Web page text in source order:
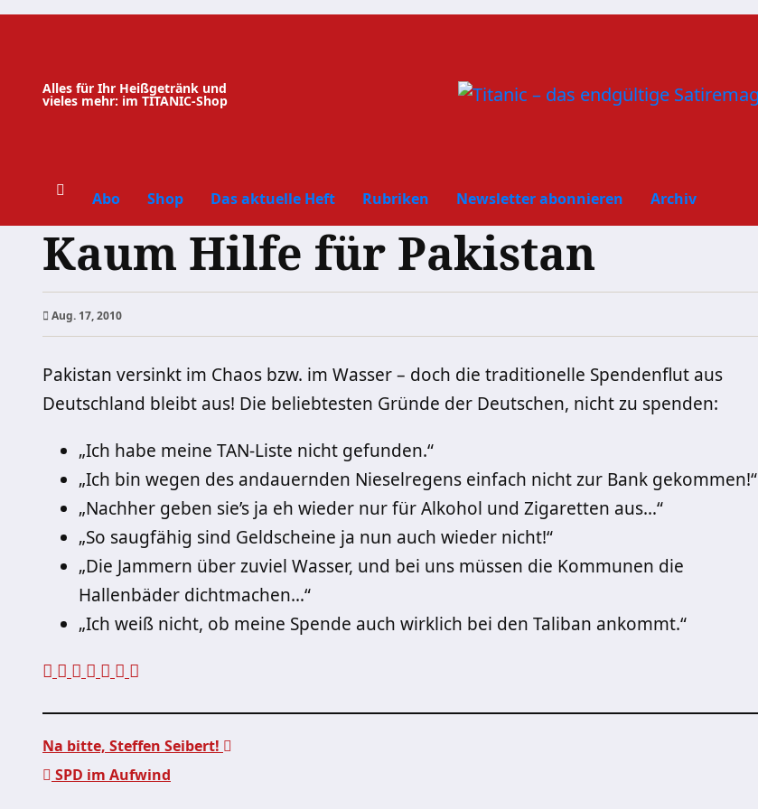
Zum
Alles für Ihr Heißgetränk und
vieles mehr: im TITANIC-Shop
Abo Shop Das aktuelle Heft Rubriken Newsletter abonnieren Archiv
Kaum Hilfe für Pakistan
Aug. 17, 2010
Pakistan versinkt im Chaos bzw. im Wasser – doch die traditionelle Spendenflut aus
Deutschland bleibt aus! Die beliebtesten Gründe der Deutschen, nicht zu spenden:
„Ich habe meine TAN-Liste nicht gefunden.“
„Ich bin wegen des andauernden Nieselregens einfach nicht zur Bank gekommen!“
„Nachher geben sie’s ja eh wieder nur für Alkohol und Zigaretten aus…“
„So saugfähig sind Geldscheine ja nun auch wieder nicht!“
„Die Jammern über zuviel Wasser, und bei uns müssen die Kommunen die
Hallenbäder dichtmachen…“
„Ich weiß nicht, ob meine Spende auch wirklich bei den Taliban ankommt.“
Na bitte, Steffen Seibert!
SPD im Aufwind